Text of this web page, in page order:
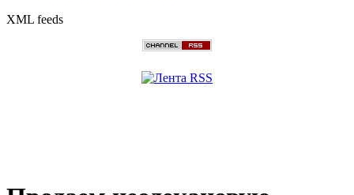
XML feeds